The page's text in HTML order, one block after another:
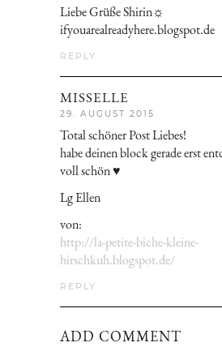
Liebe Grüße Shirin☼
ifyouarealreadyhere.blogspot.de
REPLY
MISSELLE
29. AUGUST 2015
Total schöner Post Liebes!
habe deinen block gerade erst
voll schön ♥
Lg Ellen
von:
http://la-petite-biche-kleine-
hirschkuh.blogspot.de/
REPLY
ADD COMMENT